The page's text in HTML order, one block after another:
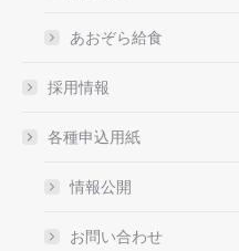
あおぞら給食
採用情報
各種申込用紙
情報公開
お問い合わせ